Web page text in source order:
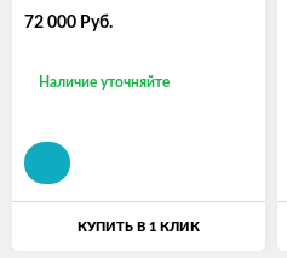
72 000 Руб.
Наличие уточняйте
КУПИТЬ В 1 КЛИК